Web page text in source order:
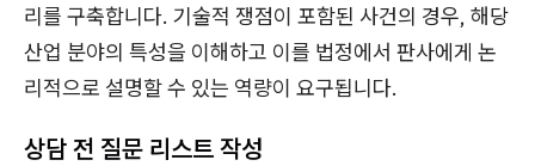
리를 구축합니다. 기술적 쟁점이 포함된 사건의 경우, 해당
산업 분야의 특성을 이해하고 이를 법정에서 판사에게 논
리적으로 설명할 수 있는 역량이 요구됩니다.
상담 전 질문 리스트 작성